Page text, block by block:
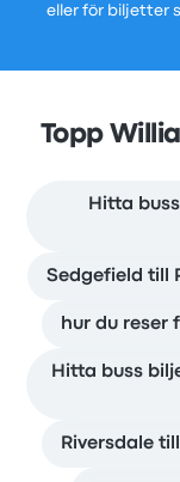
eller för biljetter
Topp
Hitta
Sedgefield till
hur du reser
Hitta buss
Riversdale